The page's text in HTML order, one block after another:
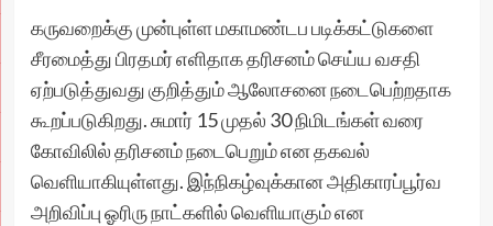
கருவறைக்கு முன்புள்ள மகாமண்டப படிக்கட்டுகளை
சீரமைத்து பிரதமர் எளிதாக தரிசனம் செய்ய வசதி
ஏற்படுத்துவது குறித்தும் ஆலோசனை நடைபெற்றதாக
கூறப்படுகிறது. சுமார் 15 முதல் 30 நிமிடங்கள் வரை
கோவிலில் தரிசனம் நடைபெறும் என தகவல்
வெளியாகியுள்ளது. இந்நிகழ்வுக்கான அதிகாரப்பூர்வ
அறிவிப்பு ஓரிரு நாட்களில் வெளியாகும் என